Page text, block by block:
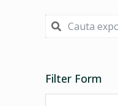
Filter Form